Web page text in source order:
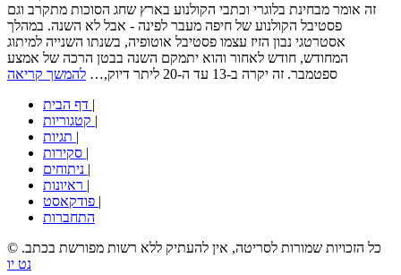
זה אומר מבחינת בלוגרי וכתבי הקולנוע בארץ שחג הסוכות מתקרב וגם
פסטיבל הקולנוע של חיפה מעבר לפינה - אבל לא השנה. במהלך
אסטרטגי נבון הזיז עצמו פסטיבל אוטופיה, בשנתו השנייה למיתוג
המחודש, חודש לאחור והוא יתמקם השנה בבטן הרכה של אמצע
ספטמבר. זה יקרה ב-13 עד ה-20 ליתר דיוק,…
להמשך קריאה
|
|
|
|
|
|
|
התחברות
© כל הזכויות שמורות לסריטה, אין להעתיק ללא רשות מפורשת בכתב.
נט יו